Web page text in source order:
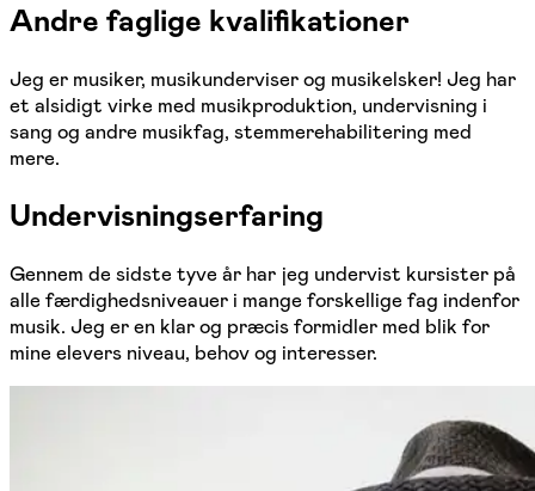
Andre faglige kvalifikationer
Jeg er musiker, musikunderviser og musikelsker! Jeg har
et alsidigt virke med musikproduktion, undervisning i
sang og andre musikfag, stemmerehabilitering med
mere.
Undervisningserfaring
Gennem de sidste tyve år har jeg undervist kursister på
alle færdighedsniveauer i mange forskellige fag indenfor
musik. Jeg er en klar og præcis formidler med blik for
mine elevers niveau, behov og interesser.